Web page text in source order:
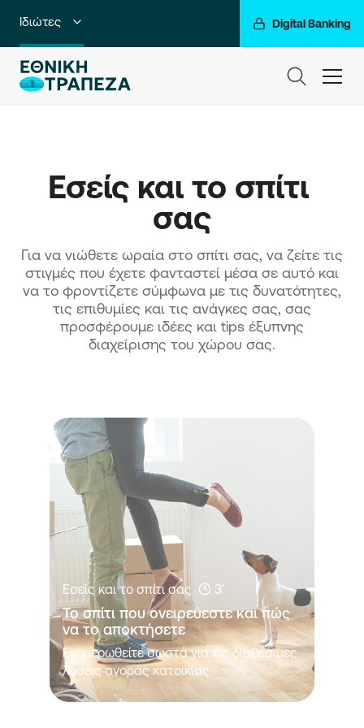
Ιδιώτες Digital Banking
Premium Banking
Corporate & Investment Banking
Ο Όμιλός μας
Εσείς και το σπίτι
σας
Για να νιώθετε ωραία στο σπίτι σας, να ζείτε τις
στιγμές που έχετε φανταστεί μέσα σε αυτό και
να το φροντίζετε σύμφωνα με τις δυνατότητες,
τις επιθυμίες και τις ανάγκες σας, σας
προσφέρουμε ιδέες και tips έξυπνης
διαχείρισης του χώρου σας.
Εσείς και το σπίτι σας 3'
Το σπίτι που ονειρεύεστε και πώς
να το αποκτήσετε
Ενημερωθείτε σωστά για τις διαθέσιμες
λύσεις αγοράς κατοικίας